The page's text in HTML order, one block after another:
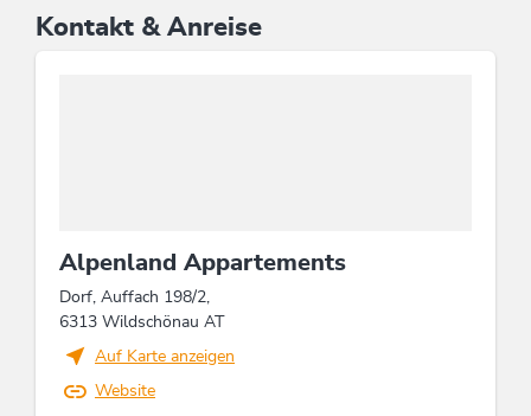
Wassereinsparung
Betten & Zimmer
Einrichtungen Betrieb
Kontakt & Anreise
Alpenland Appartements
Dorf, Auffach 198/2,
6313 Wildschönau AT
Auf Karte anzeigen
Website